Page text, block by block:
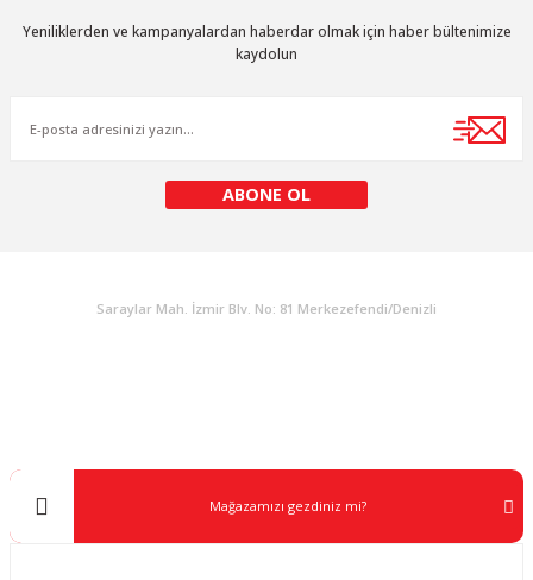
Ürün açıklamasında eksik bilgiler bulunuyor.
Gönder
Yeniliklerden ve kampanyalardan haberdar olmak için haber bültenimize
kaydolun
ABONE OL
Saraylar Mah. İzmir Blv. No: 81 Merkezefendi/Denizli
Mağazamızı gezdiniz mi?